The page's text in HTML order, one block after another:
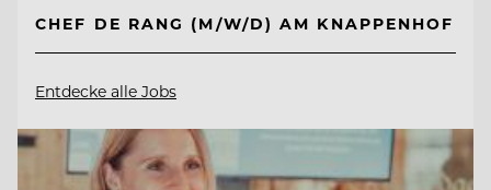
CHEF DE RANG (M/W/D) AM KNAPPENHOF
Entdecke alle Jobs